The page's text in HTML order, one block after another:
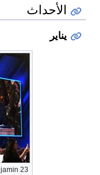
الأحداث
يناير